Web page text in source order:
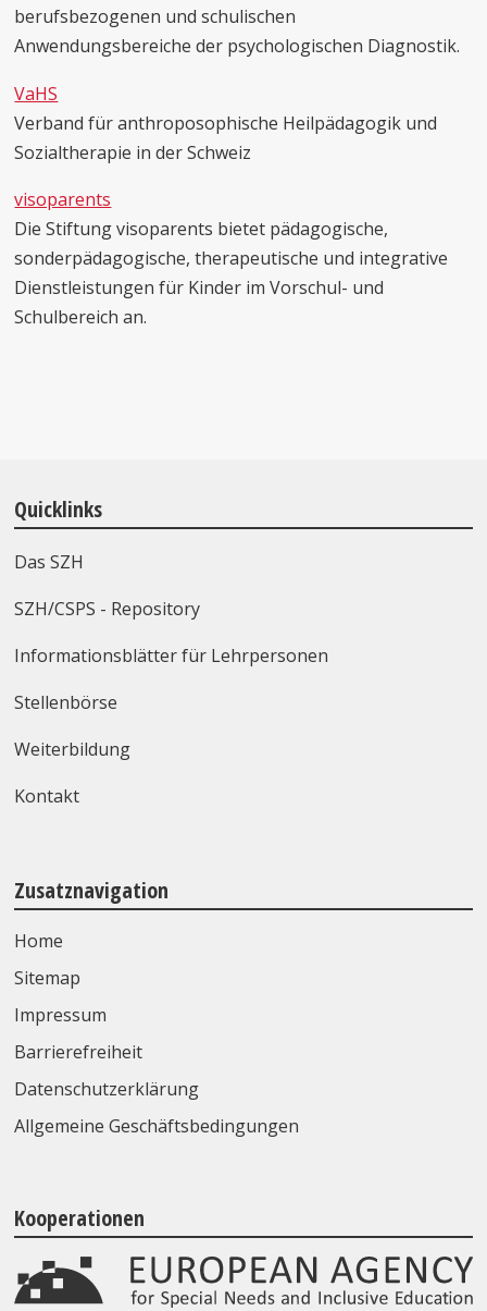
berufsbezogenen und schulischen
Anwendungsbereiche der psychologischen Diagnostik.
VaHS
Verband für anthroposophische Heilpädagogik und
Sozialtherapie in der Schweiz
visoparents
Die Stiftung visoparents bietet pädagogische,
sonderpädagogische, therapeutische und integrative
Dienstleistungen für Kinder im Vorschul- und
Schulbereich an.
Quicklinks
Das SZH
SZH/CSPS - Repository
Informationsblätter für Lehrpersonen
Stellenbörse
Weiterbildung
Kontakt
Zusatznavigation
Home
Sitemap
Impressum
Barrierefreiheit
Datenschutzerklärung
Allgemeine Geschäftsbedingungen
Kooperationen